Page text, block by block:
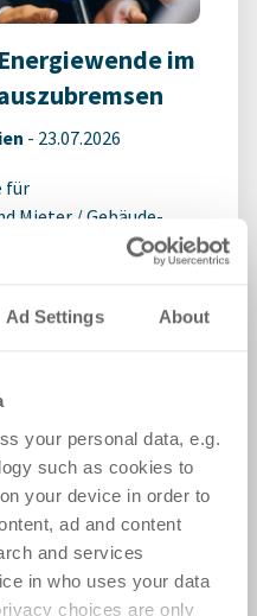
Ad Settings About
your personal data, e.g.
such as cookies to
your device in order to
ad and content
and services
in who uses your data
choices are only
im
- 23.07.2026
für
Mieter / Gebäude-